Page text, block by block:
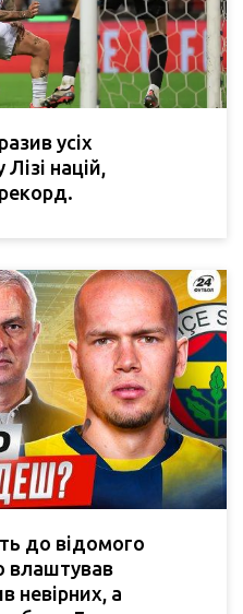
усіх
націй,
до відомого
влаштував
невірних, а